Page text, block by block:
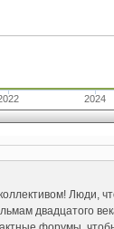
2024
Люди,
двадцатого